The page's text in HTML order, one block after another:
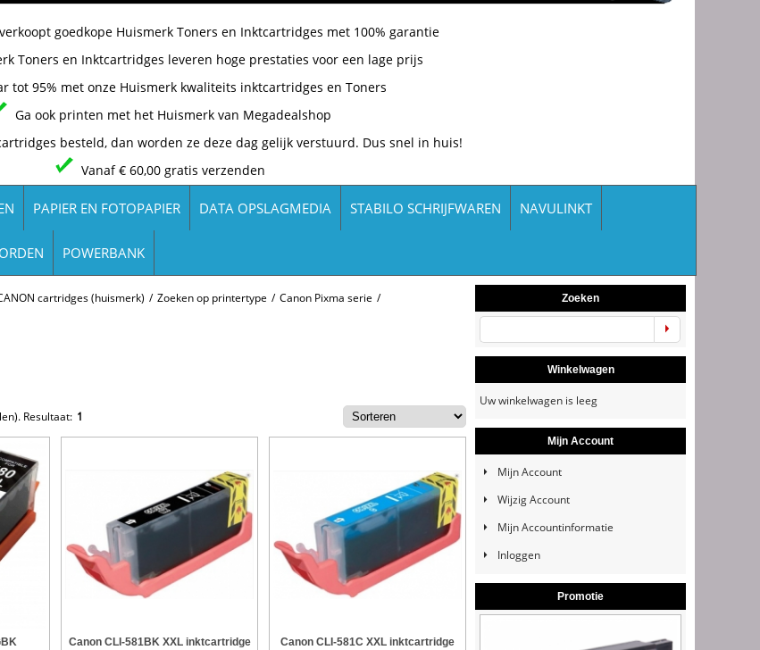
goedkope Huismerk Toners en Inktcartridges met 100% garantie
Toners en Inktcartridges leveren hoge prestaties voor een lage prijs
tot 95% met onze Huismerk kwaliteits inktcartridges en Toners
Ga ook printen met het Huismerk van Megadealshop
besteld, dan worden ze deze dag gelijk verstuurd. Dus snel in huis!
Vanaf € 60,00 gratis verzenden
PAPIER EN FOTOPAPIER DATA OPSLAGMEDIA STABILO SCHRIJFWAREN NAVULINKT
POWERBANK
cartridges (huismerk) / Zoeken op printertype / Canon Pixma serie /
Resultaat: 1
Canon CLI-581BK XXL inktcartridge Canon CLI-581C XXL inktcartridge
Zoeken
Winkelwagen
Uw winkelwagen is leeg
Mijn Account
Mijn Account
Wijzig Account
Mijn Accountinformatie
Inloggen
Promotie